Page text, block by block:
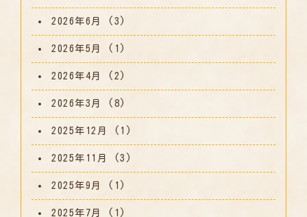
2026年6月 (3)
2026年5月 (1)
2026年4月 (2)
2026年3月 (8)
2025年12月 (1)
2025年11月 (3)
2025年9月 (1)
2025年7月 (1)